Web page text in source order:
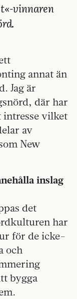
vinnaren
annat än
Jag är
där har
intresse vilket
av
New
inslag
det
har
för de icke-
och
bygga